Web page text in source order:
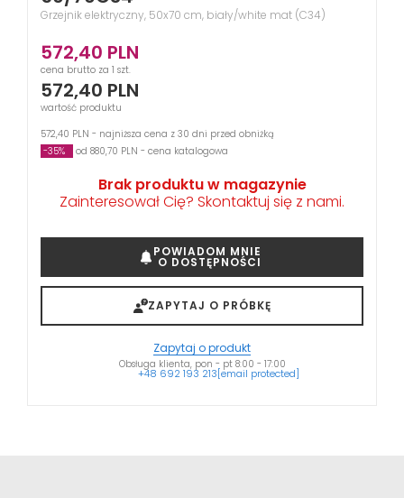
Grzejnik elektryczny, 50x70 cm, biały/white mat (C34)
572,40 PLN
cena brutto za 1 szt.
572,40 PLN
wartość produktu
572,40 PLN - najniższa cena z 30 dni przed obniżką
-35%
od 880,70 PLN - cena katalogowa
Brak produktu w magazynie
Zainteresował Cię? Skontaktuj się z nami.
POWIADOM MNIE
O DOSTĘPNOŚCI
ZAPYTAJ O PRÓBKĘ
Zapytaj o produkt
Obsługa klienta, pon - pt 8:00 - 17:00
+48 692 193 213[email protected]